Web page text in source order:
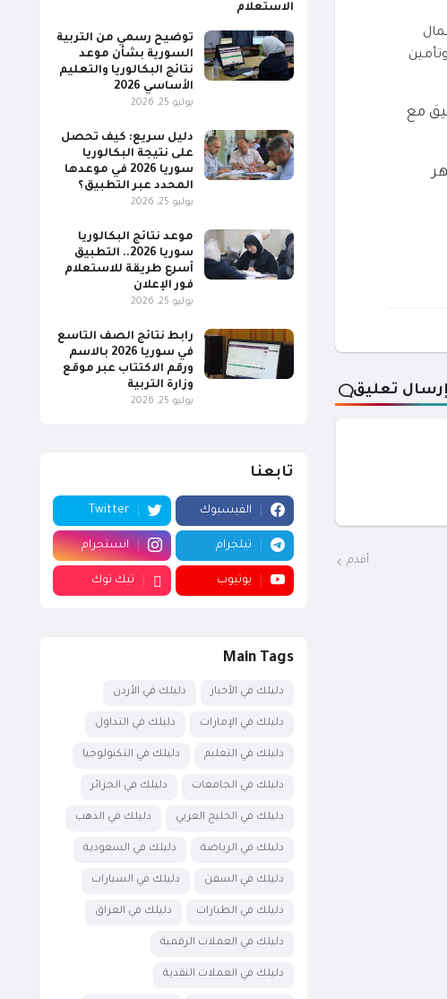
مع
إرسال تعليق
أقدم
الاستعلام
توضيح رسمي من التربية
السورية بشأن موعد
نتائج البكالوريا والتعليم
الأساسي 2026
يوليو 25, 2026
دليل سريع: كيف تحصل
على نتيجة البكالوريا
سوريا 2026 في موعدها
المحدد عبر التطبيق؟
يوليو 25, 2026
موعد نتائج البكالوريا
سوريا 2026.. التطبيق
أسرع طريقة للاستعلام
فور الإعلان
يوليو 25, 2026
رابط نتائج الصف التاسع
في سوريا 2026 بالاسم
ورقم الاكتتاب عبر موقع
وزارة التربية
يوليو 25, 2026
تابعنا
الفيسبوك Twitter
تيلجرام انستجرام
يوتيوب تيك توك
Main Tags
دليلك في الأخبار دليلك في الأردن
دليلك في الإمارات دليلك في التداول
دليلك في التعليم دليلك في التكنولوجيا
دليلك في الجامعات دليلك في الجزائر
دليلك في الخليج العربي دليلك في الذهب
دليلك في الرياضة دليلك في السعودية
دليلك في السفن دليلك في السيارات
دليلك في الطيارات دليلك في العراق
دليلك في العملات الرقمية
دليلك في العملات النقدية